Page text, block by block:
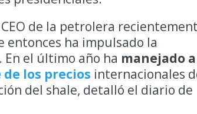
de la petrolera
entonces ha impulsado la
En el último año ha manejado
los precios internacionales
del shale, detalló el diario de